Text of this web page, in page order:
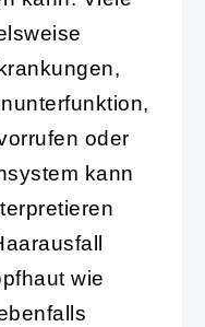
oder
kann
wie